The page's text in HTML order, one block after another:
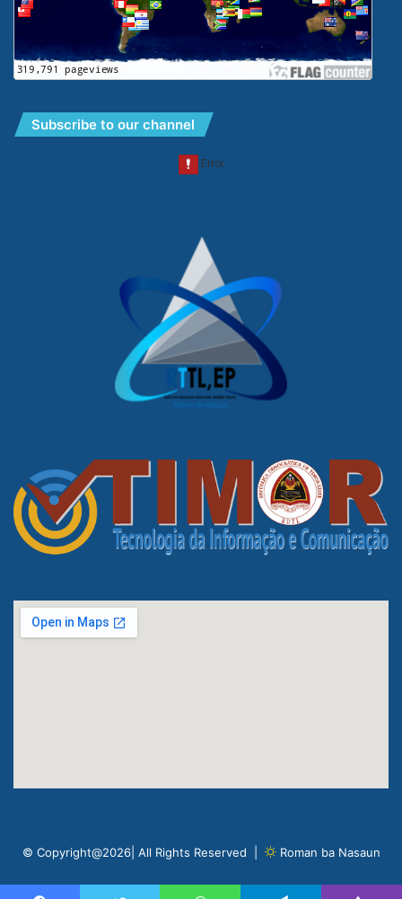
Subscribe to our channel
© Copyright@2026| All Rights Reserved | Roman ba Nasaun